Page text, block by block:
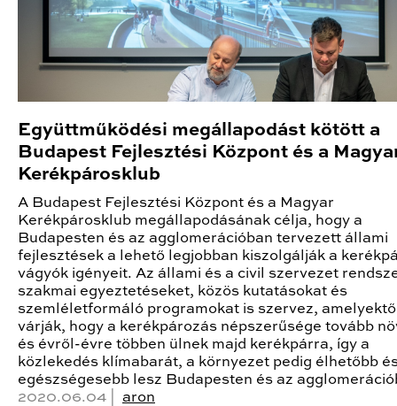
Együttműködési megállapodást kötött a
Budapest Fejlesztési Központ és a
Kerékpárosklub
A Budapest Fejlesztési Központ és a Magyar
Kerékpárosklub megállapodásának célja, hogy a
Budapesten és az agglomerációban tervezett állami
fejlesztések a lehető legjobban kiszolgálják a
vágyók igényeit. Az állami és a civil szervezet
szakmai egyeztetéseket, közös kutatásokat és
szemléletformáló programokat is szervez,
várják, hogy a kerékpározás népszerűsége tovább
és évről-évre többen ülnek majd kerékpárra, így a
közlekedés klímabarát, a környezet pedig élhetőbb
egészségesebb lesz Budapesten és az
2020.06.04 | aron